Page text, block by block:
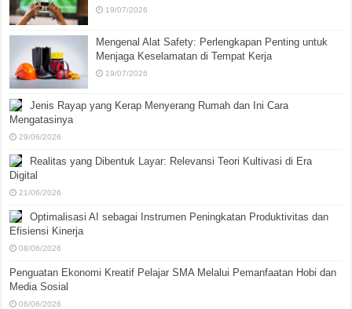
19/07/2026
Mengenal Alat Safety: Perlengkapan Penting untuk
Menjaga Keselamatan di Tempat Kerja
19/07/2026
Jenis Rayap yang Kerap Menyerang Rumah dan Ini Cara
Mengatasinya
29/06/2026
Realitas yang Dibentuk Layar: Relevansi Teori Kultivasi di Era
Digital
21/06/2026
Optimalisasi AI sebagai Instrumen Peningkatan Produktivitas dan
Efisiensi Kinerja
08/06/2026
Penguatan Ekonomi Kreatif Pelajar SMA Melalui Pemanfaatan Hobi dan
Media Sosial
06/06/2026